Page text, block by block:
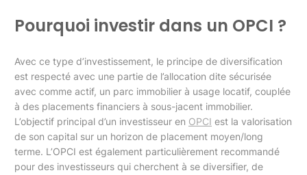
Pourquoi investir dans un OPCI ?
Avec ce type d’investissement, le principe de diversification
est respecté avec une partie de l’allocation dite sécurisée
avec comme actif, un parc immobilier à usage locatif, couplée
à des placements financiers à sous-jacent immobilier.
L’objectif principal d’un investisseur en OPCI est la valorisation
de son capital sur un horizon de placement moyen/long
terme. L’OPCI est également particulièrement recommandé
pour des investisseurs qui cherchent à se diversifier, de